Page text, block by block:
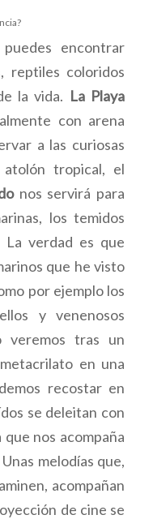
encontrar
reptiles coloridos
la vida. La Playa
con arena
a las curiosas
atolón tropical, el
nos servirá para
los temidos
La verdad es que
que he visto
por ejemplo los
y venenosos
veremos tras un
en una
recostar en
se deleitan con
nos acompaña
melodías que,
acompañan
de cine se